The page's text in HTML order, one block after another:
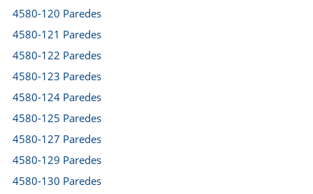
4580-120 Paredes
4580-121 Paredes
4580-122 Paredes
4580-123 Paredes
4580-124 Paredes
4580-125 Paredes
4580-127 Paredes
4580-129 Paredes
4580-130 Paredes